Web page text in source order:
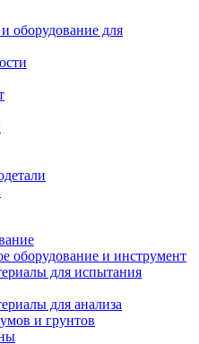
оборудование для
оборудование и инструмент
для испытания
для анализа
и грунтов